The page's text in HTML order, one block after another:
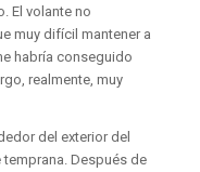
El volante no
muy difícil mantener a
habría conseguido
realmente, muy
del exterior del
Después de